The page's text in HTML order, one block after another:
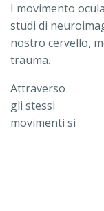
I movimento
studi di
nostro cervello,
trauma.
Attraverso
gli stessi
movimenti si